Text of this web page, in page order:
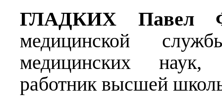
ГЛАДКИХ Павел
медицинской
медицинских наук,
работник высшей